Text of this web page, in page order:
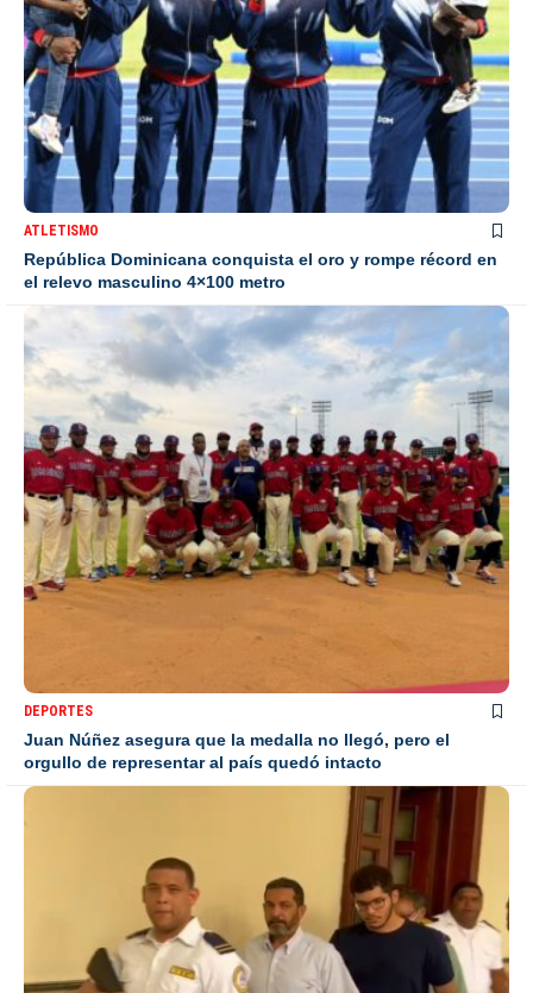
ATLETISMO
República Dominicana conquista el oro y rompe récord en
el relevo masculino 4×100 metro
DEPORTES
Juan Núñez asegura que la medalla no llegó, pero el
orgullo de representar al país quedó intacto